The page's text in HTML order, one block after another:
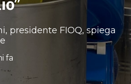
presidente FIOQ, spiega
fa